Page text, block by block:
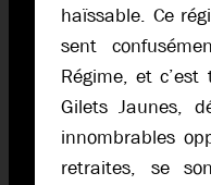
haïssable. Ce
sent
Régime, et
Gilets Jaunes,
innombrables
retraites, se